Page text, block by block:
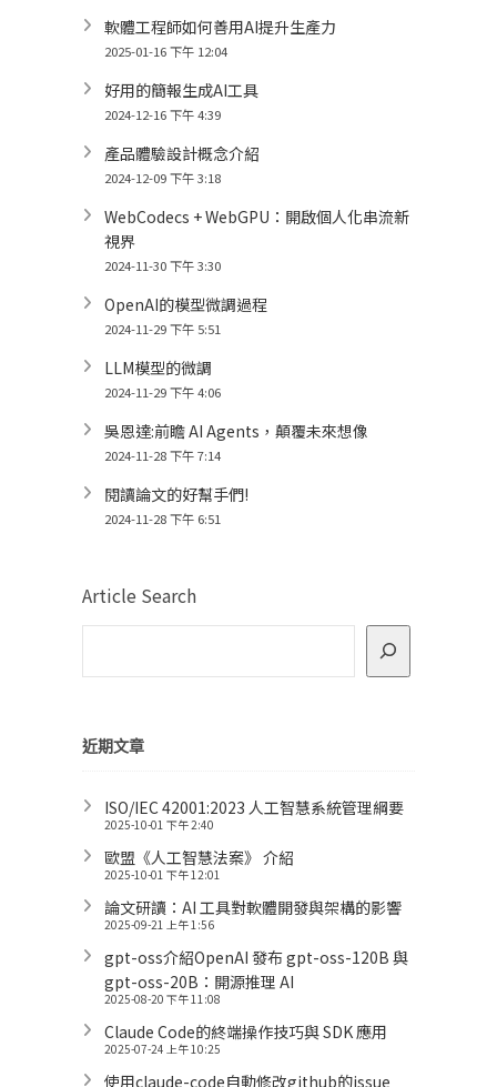
軟體工程師如何善用AI提升生產力
2025-01-16 下午 12:04
好用的簡報生成AI工具
2024-12-16 下午 4:39
產品體驗設計概念介紹
2024-12-09 下午 3:18
WebCodecs + WebGPU：開啟個人化串流新
視界
2024-11-30 下午 3:30
OpenAI的模型微調過程
2024-11-29 下午 5:51
LLM模型的微調
2024-11-29 下午 4:06
吳恩達:前瞻 AI Agents，顛覆未來想像
2024-11-28 下午 7:14
閱讀論文的好幫手們!
2024-11-28 下午 6:51
Article Search
近期文章
ISO/IEC 42001:2023 人工智慧系統管理綱要
2025-10-01 下午 2:40
歐盟《人工智慧法案》 介紹
2025-10-01 下午 12:01
論文研讀：AI 工具對軟體開發與架構的影響
2025-09-21 上午 1:56
gpt-oss介紹OpenAI 發布 gpt-oss-120B 與
gpt-oss-20B：開源推理 AI
2025-08-20 下午 11:08
Claude Code的終端操作技巧與 SDK 應用
2025-07-24 上午 10:25
使用claude-code自動修改github的issue